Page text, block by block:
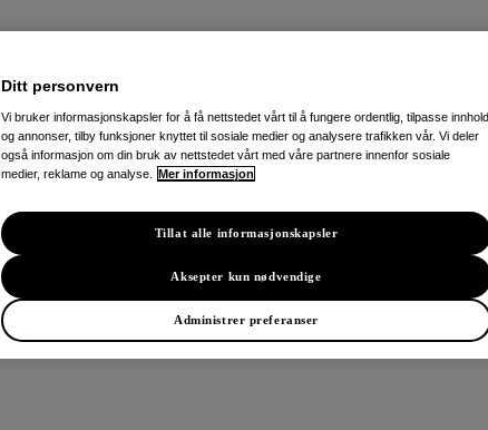
Ditt personvern
Vi bruker informasjonskapsler for å få nettstedet vårt til å fungere ordentlig, tilpasse innhold
og annonser, tilby funksjoner knyttet til sosiale medier og analysere trafikken vår. Vi deler
også informasjon om din bruk av nettstedet vårt med våre partnere innenfor sosiale
medier, reklame og analyse.
Mer informasjon
Administrer preferanser
Aksepter kun nødvendige
Tillat alle informasjonskapsler